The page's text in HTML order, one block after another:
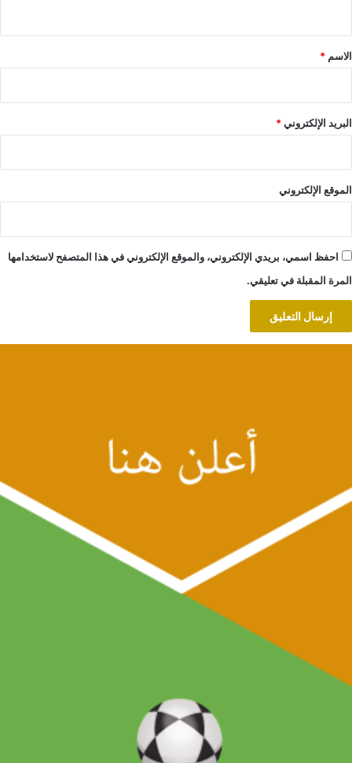
*
الاسم *
البريد الإلكتروني*
الموقع الإلكتروني
احفظ اسمي، بريدي الإلكتروني، والموقع الإلكتروني في هذا المتصفح لاستخدامها
المرة المقبلة في تعليقي.